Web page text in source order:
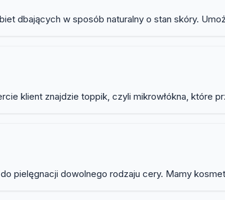
dbających w sposób naturalny o stan skóry.
klient znajdzie toppik, czyli mikrowłókna, które
pielęgnacji dowolnego rodzaju cery. Mamy